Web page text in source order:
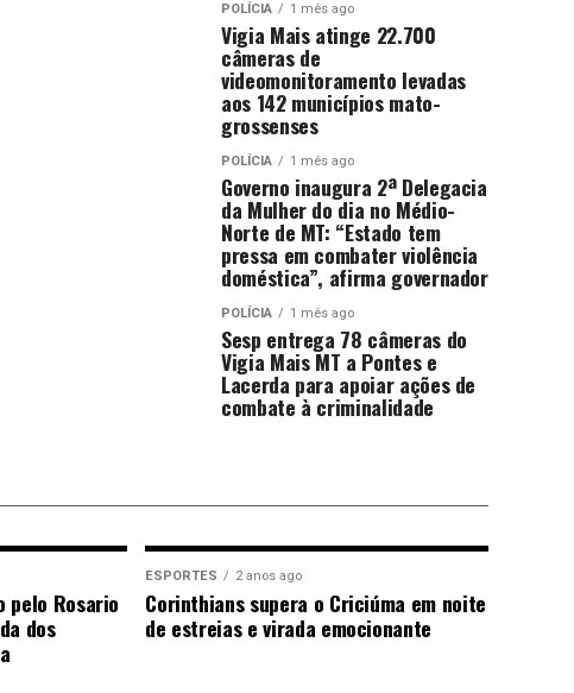
POLÍCIA 1 mês ago
Vigia Mais atinge 22.700
câmeras de
videomonitoramento levadas
aos 142 municípios mato-
grossenses
POLÍCIA 1 mês ago
Governo inaugura 2ª Delegacia
da Mulher do dia no Médio-
Norte de MT: “Estado tem
pressa em combater violência
doméstica”, afirma governador
POLÍCIA 1 mês ago
Sesp entrega 78 câmeras do
Vigia Mais MT a Pontes e
Lacerda para apoiar ações de
combate à criminalidade
pelo Rosario
dos
ESPORTES 2 anos ago
Corinthians supera o Criciúma em noite
de estreias e virada emocionante